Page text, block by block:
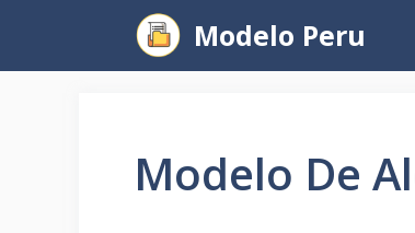
contenido
Modelo Peru
Modelo De